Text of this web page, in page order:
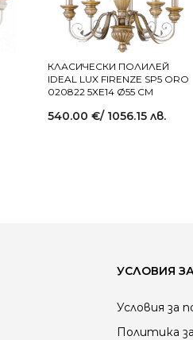
КЛАСИЧЕСКИ ПОЛИЛЕЙ
IDEAL LUX FIRENZE SP5 ORO
020822 5XE14 Ø55 СМ
540.00 €/ 1056.15 лв.
УСЛОВИЯ
Условия за
Политика